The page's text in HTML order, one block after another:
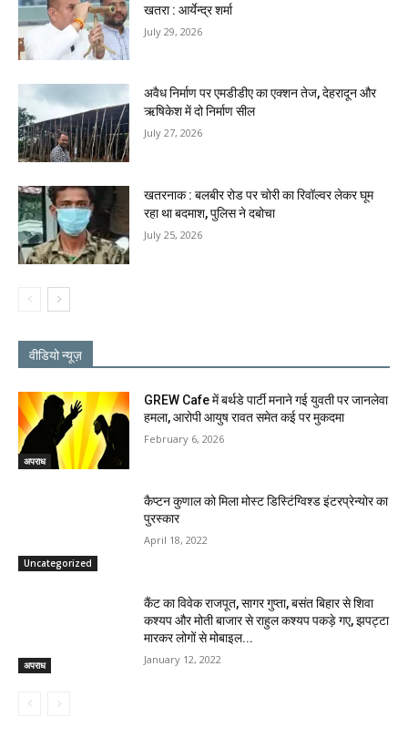
खतरा : आर्येन्द्र शर्मा
July 29, 2026
अवैध निर्माण पर एमडीडीए का एक्शन तेज, देहरादून और
ऋषिकेश में दो निर्माण सील
July 27, 2026
खतरनाक : बलबीर रोड पर चोरी का रिवॉल्वर लेकर घूम
रहा था बदमाश, पुलिस ने दबोचा
July 25, 2026
वीडियो न्यूज़
अपराध
GREW Cafe में बर्थडे पार्टी मनाने गई युवती पर जानलेवा
हमला, आरोपी आयुष रावत समेत कई पर मुकदमा
February 6, 2026
Uncategorized
कैप्टन कुणाल को मिला मोस्ट डिस्टिंग्विश्ड इंटरप्रेन्योर का
पुरस्कार
April 18, 2022
अपराध
कैंट का विवेक राजपूत, सागर गुप्ता, बसंत बिहार से शिवा
कश्यप और मोती बाजार से राहुल कश्यप पकड़े गए, झपट्टा
मारकर लोगों से मोबाइल...
January 12, 2022